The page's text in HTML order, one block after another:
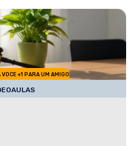
+1 PARA UM AMIGO